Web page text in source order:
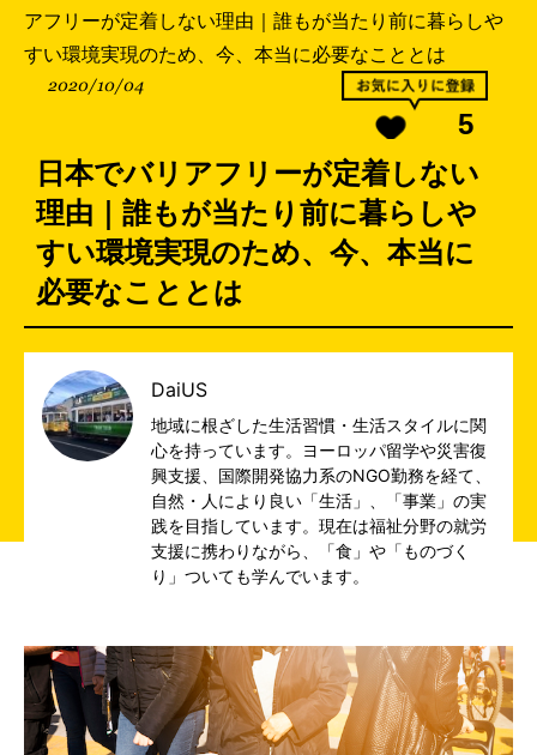
アフリーが定着しない理由｜誰もが当たり前に暮らしや
すい環境実現のため、今、本当に必要なこととは
2020/10/04
5
日本でバリアフリーが定着しない
理由｜誰もが当たり前に暮らしや
すい環境実現のため、今、本当に
必要なこととは
DaiUS
地域に根ざした生活習慣・生活スタイルに関
心を持っています。ヨーロッパ留学や災害復
興支援、国際開発協力系のNGO勤務を経て、
自然・人により良い「生活」、「事業」の実
践を目指しています。現在は福祉分野の就労
支援に携わりながら、「食」や「ものづく
り」ついても学んでいます。